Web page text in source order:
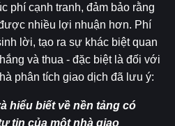
phí cạnh tranh, đảm bảo rằng
nhiều lợi nhuận hơn. Phí
lời, tạo ra sự khác biệt quan
và thua - đặc biệt là đối với
phân tích giao dịch đã lưu ý:
hiểu biết về nền tảng có
tin của một nhà giao